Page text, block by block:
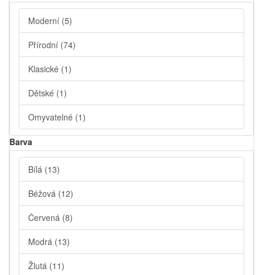
Moderní (5)
Přírodní (74)
Klasické (1)
Dětské (1)
Omyvatelné (1)
Barva
Bílá (13)
Béžová (12)
Červená (8)
Modrá (13)
Žlutá (11)